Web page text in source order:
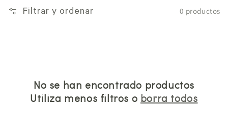
Filtrar y ordenar 0 productos
No se han encontrado productos
Utiliza menos filtros o borra todos